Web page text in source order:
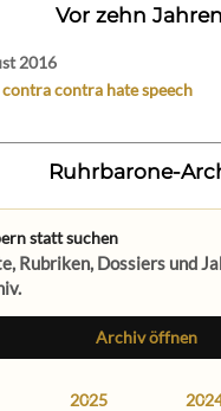
Vor zehn
2016
contra hate speech
Ruhrbarone-
statt suchen
Rubriken, Dossiers und
Archiv öffnen
2025